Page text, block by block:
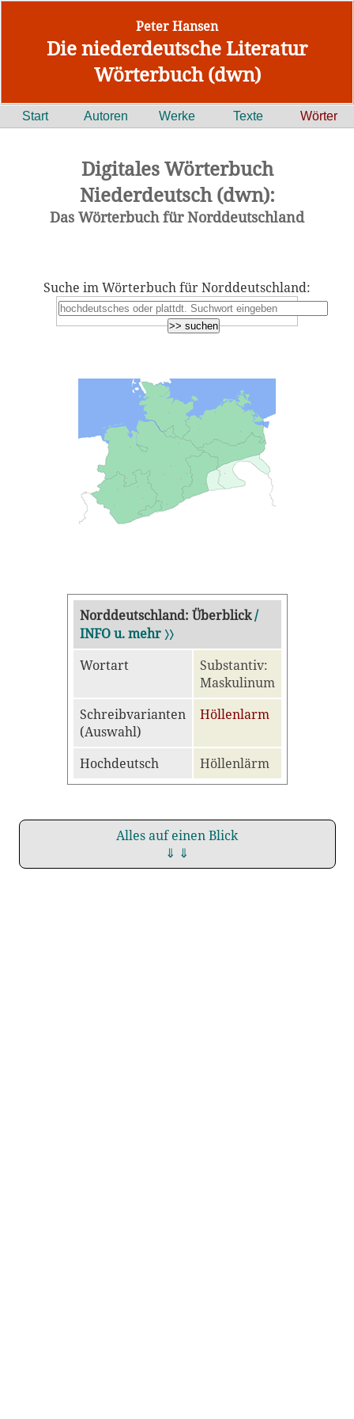
Peter Hansen
Die niederdeutsche Literatur
Wörterbuch (dwn)
Start Autoren Werke Texte Wörter
Digitales Wörterbuch
Niederdeutsch (dwn):
Das Wörterbuch für Norddeutschland
Suche im Wörterbuch für Norddeutschland:
Norddeutschland: Überblick /
INFO u. mehr 〉〉
Wortart
Substantiv:
Maskulinum
Schreibvarianten
(Auswahl)
Höllenlarm
Hochdeutsch Höllenlärm
Alles auf einen Blick
⇓ ⇓